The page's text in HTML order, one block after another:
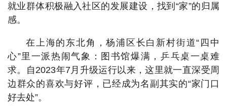
就业群体积极融入社区的发展建设，找到“家”的归属
感。
在上海的东北角，杨浦区长白新村街道“四中
心”里一派热闹气象：图书馆爆满，乒乓桌一桌难
求。自2023年7月升级运行以来，这里就一直深受周
边群众的喜欢与好评，已经成为名副其实的“家门口
好去处”。